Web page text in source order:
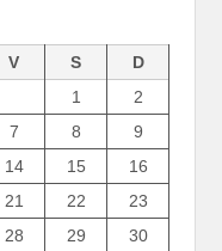
V S
D
1
2
7 8
9
14 15
16
21 22
23
28 29
30